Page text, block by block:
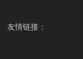
友情链接：